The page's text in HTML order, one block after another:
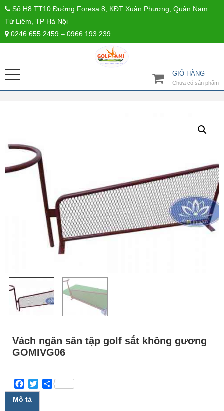
Số H8 TT10 Đường Foresa 8, KĐT Xuân Phương, Quận Nam
Từ Liêm, TP Hà Nội
0246 655 2459 – 0966 193 239
GIỎ HÀNG
Chưa có sản phẩm
Vách ngăn sân tập golf sắt không gương
GOMIVG06
Facebook
TwitterShare
Mô tả